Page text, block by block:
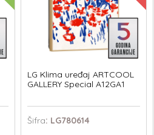
LG Klima uređaj ARTCOOL
GALLERY Special A12GA1
Šifra: LG780614